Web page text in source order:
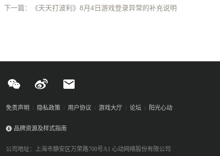
下一篇：《天天打波利》8月4日游戏登录异常的补充说明
免责声明 隐私政策 用户协议 游戏大厅 论坛 阳光心动
品牌资源及样式指南
公司地址：上海市静安区万荣路700号A1 心动网络股份有限公司